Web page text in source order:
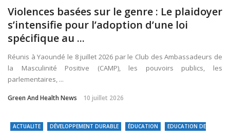
Violences basées sur le genre : Le plaidoyer
s’intensifie pour l’adoption d’une loi
spécifique au ...
Réunis à Yaoundé le 8 juillet 2026 par le Club des Ambassadeurs de
la Masculinité Positive (CAMP), les pouvoirs publics, les
parlementaires, ...
Green And Health News 10 juillet 2026
ACTUALITE DÉVELOPPEMENT DURABLE ÉDUCATION
EDUCATION DE